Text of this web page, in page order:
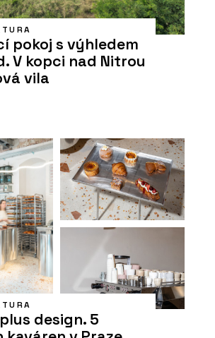
pokoj s výhledem
V kopci nad Nitrou
vila
design. 5